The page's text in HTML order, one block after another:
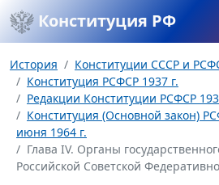
Конституция РФ
История
Конституции СССР и
Конституция РСФСР 1937 г.
Редакции Конституции РСФСР
Конституция (Основной закон)
июня 1964 г.
Глава IV. Органы
Российской Советской